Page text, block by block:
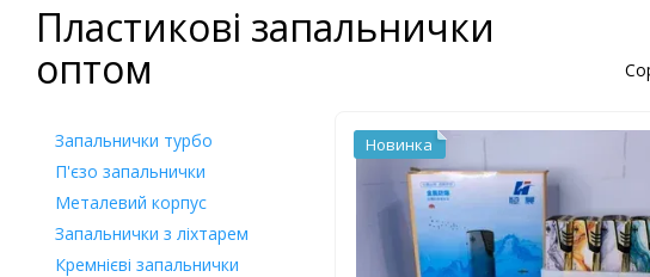
Пластикові запальнички
оптом
Новинка
Запальнички турбо
П'єзо запальнички
Металевий корпус
Запальнички з ліхтарем
Кремнієві запальнички